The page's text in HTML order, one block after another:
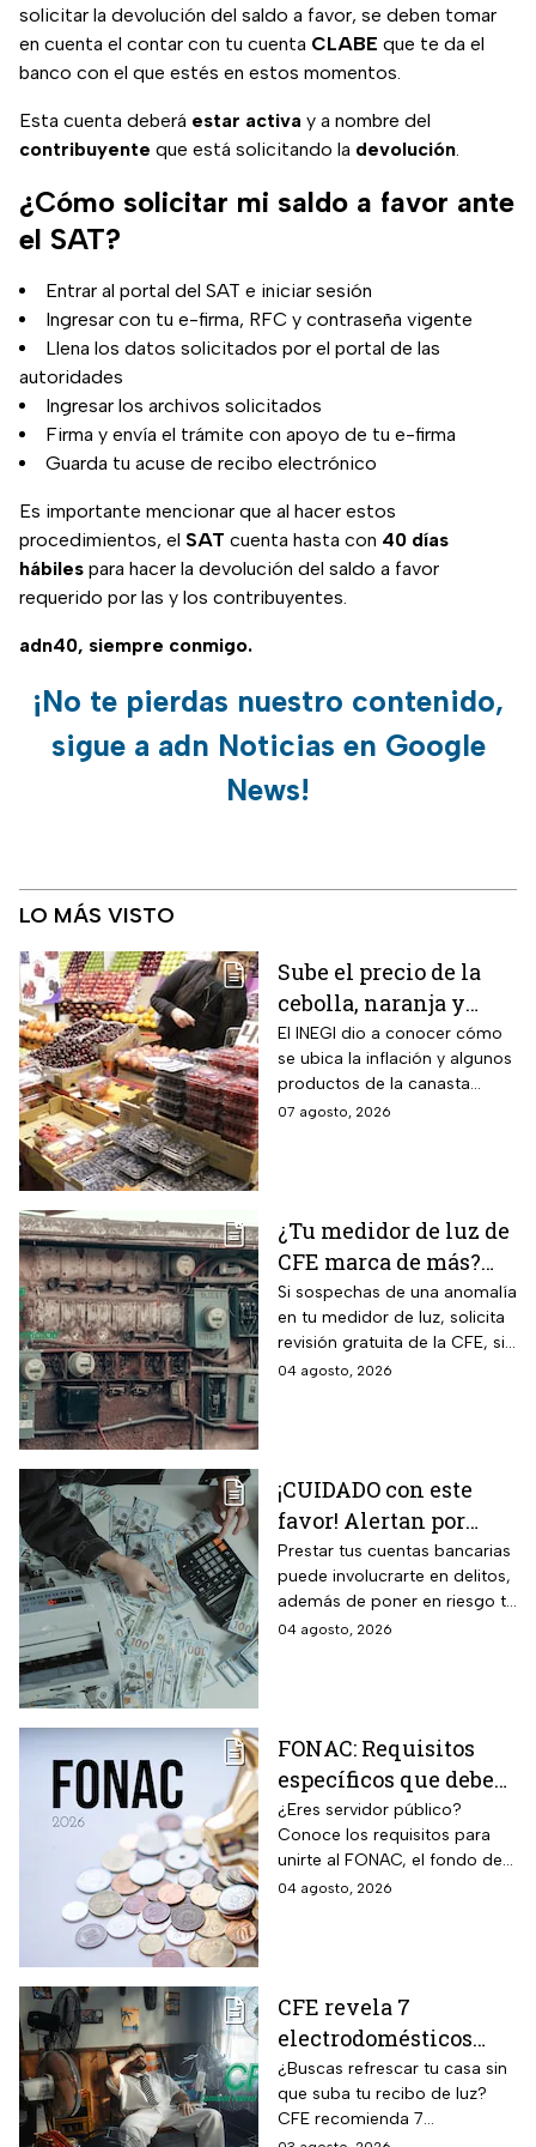
solicitar la devolución del saldo a favor, se deben tomar
en cuenta el contar con tu cuenta CLABE que te da el
banco con el que estés en estos momentos.
Esta cuenta deberá estar activa y a nombre del
contribuyente que está solicitando la devolución.
¿Cómo solicitar mi saldo a favor ante
el SAT?
Entrar al portal del SAT e iniciar sesión
Ingresar con tu e-firma, RFC y contraseña vigente
Llena los datos solicitados por el portal de las
autoridades
Ingresar los archivos solicitados
Firma y envía el trámite con apoyo de tu e-firma
Guarda tu acuse de recibo electrónico
Es importante mencionar que al hacer estos
procedimientos, el SAT cuenta hasta con 40 días
hábiles para hacer la devolución del saldo a favor
requerido por las y los contribuyentes.
adn40, siempre conmigo.
¡No te pierdas nuestro contenido,
sigue a adn Noticias en Google
News!
LO MÁS VISTO
Sube el precio de la
cebolla, naranja y
otros alimentos de la
canasta básica por la
inflación
El INEGI dio a conocer cómo
se ubica la inflación y algunos
productos de la canasta
básica incrementaron sus
07 agosto, 2026
¿Tu medidor de luz de
CFE marca de más?
Así puedes saber si
presenta una falla
Si sospechas de una anomalía
en tu medidor de luz, solicita
revisión gratuita de la CFE, si
hay falla es totalmente
04 agosto, 2026
¡CUIDADO con este
favor! Alertan por
préstamo de cuentas
bancarias: razón por la
que debes decir que
Prestar tus cuentas bancarias
puede involucrarte en delitos,
además de poner en riesgo tu
patrimonio y situación legal;
04 agosto, 2026
FONAC: Requisitos
específicos que deben
cumplir los
trabajadores para
participar en él
¿Eres servidor público?
Conoce los requisitos para
unirte al FONAC, el fondo de
ahorro Capitalizable de los
04 agosto, 2026
CFE revela 7
electrodomésticos
para combatir el calor
sin que se dispare tu
recibo de luz
¿Buscas refrescar tu casa sin
que suba tu recibo de luz?
CFE recomienda 7